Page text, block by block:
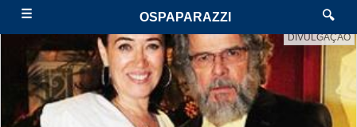
☰ OSPAPARAZZI 🔍
DIVULGAÇÃO